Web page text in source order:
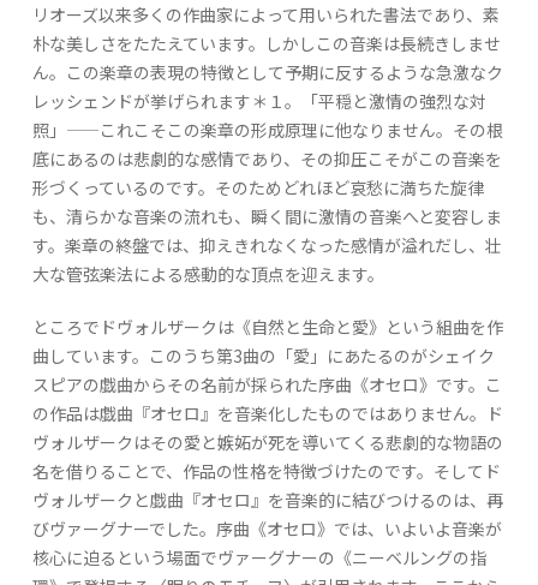
リオーズ以来多くの作曲家によって用いられた書法であり、素
朴な美しさをたたえています。しかしこの音楽は長続きしませ
ん。この楽章の表現の特徴として予期に反するような急激なク
レッシェンドが挙げられます＊１。「平穏と激情の強烈な対
照」——これこそこの楽章の形成原理に他なりません。その根
底にあるのは悲劇的な感情であり、その抑圧こそがこの音楽を
形づくっているのです。そのためどれほど哀愁に満ちた旋律
も、清らかな音楽の流れも、瞬く間に激情の音楽へと変容しま
す。楽章の終盤では、抑えきれなくなった感情が溢れだし、壮
大な管弦楽法による感動的な頂点を迎えます。
ところでドヴォルザークは《自然と生命と愛》という組曲を作
曲しています。このうち第3曲の「愛」にあたるのがシェイク
スピアの戯曲からその名前が採られた序曲《オセロ》です。こ
の作品は戯曲『オセロ』を音楽化したものではありません。ド
ヴォルザークはその愛と嫉妬が死を導いてくる悲劇的な物語の
名を借りることで、作品の性格を特徴づけたのです。そしてド
ヴォルザークと戯曲『オセロ』を音楽的に結びつけるのは、再
びヴァーグナーでした。序曲《オセロ》では、いよいよ音楽が
核心に迫るという場面でヴァーグナーの《ニーベルングの指